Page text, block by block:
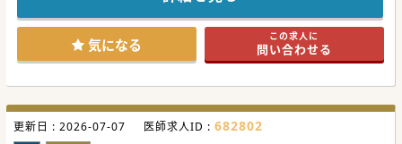
#年度内入職可 #秋入職可
気になる この求人に
問い合わせる
更新日 : 2026-07-07 医師求人ID : 682802